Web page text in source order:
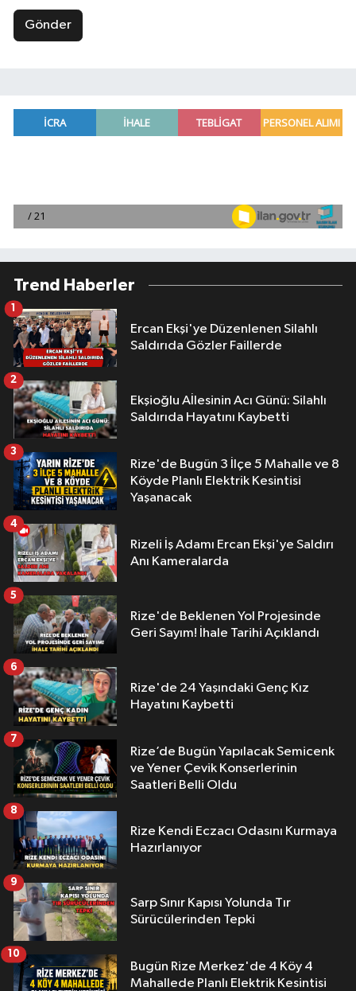
Gönder
Trend Haberler
Ercan Ekşi'ye Düzenlenen Silahlı
Saldırıda Gözler Faillerde
1
Ekşioğlu Aİlesinin Acı Günü: Silahlı
Saldırıda Hayatını Kaybetti
2
Rize'de Bugün 3 İlçe 5 Mahalle ve 8
Köyde Planlı Elektrik Kesintisi
Yaşanacak
3
Rizeli İş Adamı Ercan Ekşi'ye Saldırı
Anı Kameralarda
4
Rize'de Beklenen Yol Projesinde
Geri Sayım! İhale Tarihi Açıklandı
5
Rize'de 24 Yaşındaki Genç Kız
Hayatını Kaybetti
6
Rize’de Bugün Yapılacak Semicenk
ve Yener Çevik Konserlerinin
Saatleri Belli Oldu
7
Rize Kendi Eczacı Odasını Kurmaya
Hazırlanıyor
8
Sarp Sınır Kapısı Yolunda Tır
Sürücülerinden Tepki
9
Bugün Rize Merkez'de 4 Köy 4
Mahallede Planlı Elektrik Kesintisi
10